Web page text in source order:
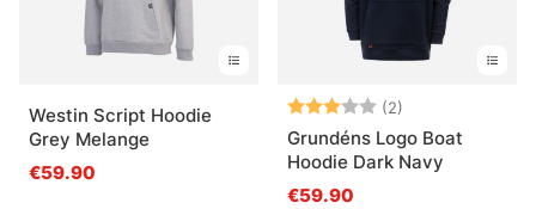
Westin Script Hoodie
Grey Melange
€59.90
Bewertung:(2)
Grundéns Logo Boat
Hoodie Dark Navy
€59.90